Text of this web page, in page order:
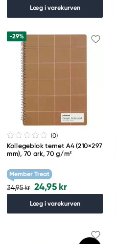
Læg i varekurven
-29%
(0)
Kollegeblok ternet A4 (210×297
mm), 70 ark, 70 g/m²
Member Treat
34,95 kr 24,95 kr
Læg i varekurven